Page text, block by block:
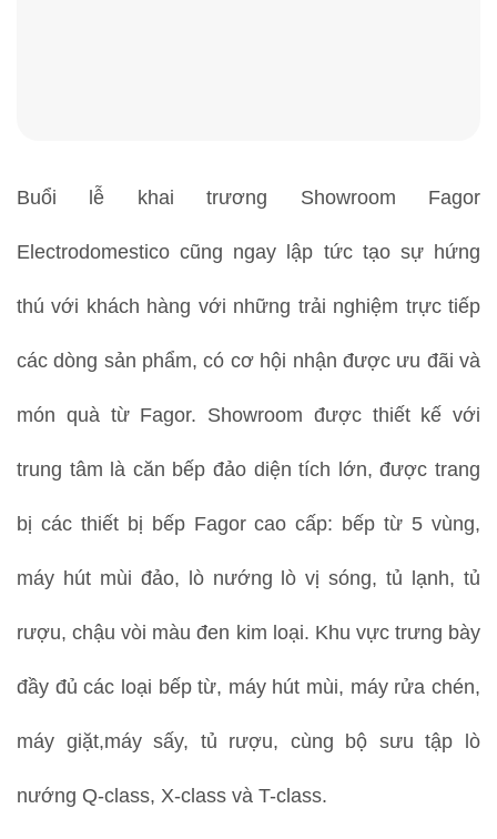
Buổi lễ khai trương Showroom Fagor
Electrodomestico cũng ngay lập tức tạo sự hứng
thú với khách hàng với những trải nghiệm trực tiếp
các dòng sản phẩm, có cơ hội nhận được ưu đãi và
món quà từ Fagor. Showroom được thiết kế với
trung tâm là căn bếp đảo diện tích lớn, được trang
bị các thiết bị bếp Fagor cao cấp: bếp từ 5 vùng,
máy hút mùi đảo, lò nướng lò vị sóng, tủ lạnh, tủ
rượu, chậu vòi màu đen kim loại. Khu vực trưng bày
đầy đủ các loại bếp từ, máy hút mùi, máy rửa chén,
máy giặt,máy sấy, tủ rượu, cùng bộ sưu tập lò
nướng Q-class, X-class và T-class.